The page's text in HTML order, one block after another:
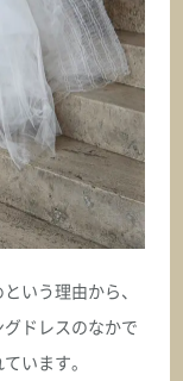
いう理由から、
ドレスのなかで
います。